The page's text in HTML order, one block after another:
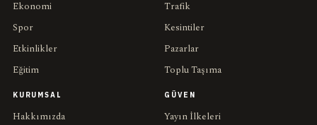
Ekonomi
Spor
Etkinlikler
Eğitim
Trafik
Kesintiler
Pazarlar
Toplu Taşıma
KURUMSAL
Hakkımızda
GÜVEN
Yayın İlkeleri